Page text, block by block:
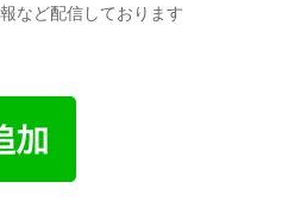
など配信しております